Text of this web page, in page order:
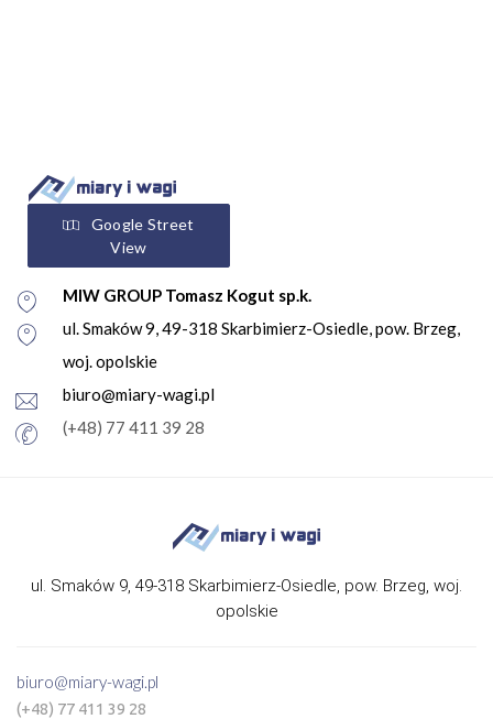
Google Street
View
MIW GROUP Tomasz Kogut sp.k.
ul. Smaków 9, 49-318 Skarbimierz-Osiedle, pow. Brzeg,
woj. opolskie
biuro@miary-wagi.pl
(+48) 77 411 39 28
ul. Smaków 9, 49-318 Skarbimierz-Osiedle, pow. Brzeg, woj.
opolskie
biuro@miary-wagi.pl
(+48) 77 411 39 28